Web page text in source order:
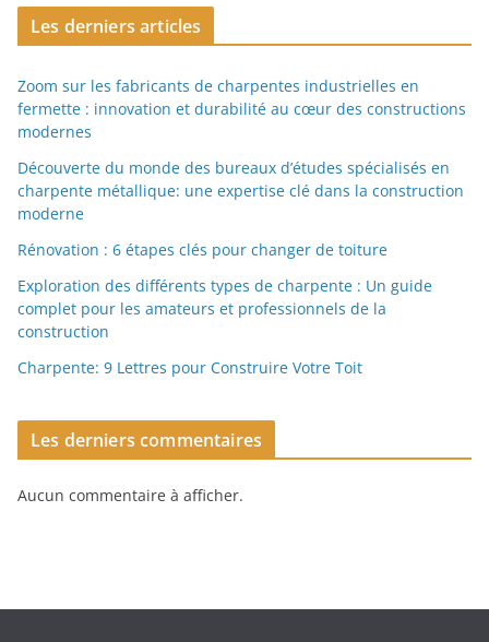
Les derniers articles
Zoom sur les fabricants de charpentes industrielles en
fermette : innovation et durabilité au cœur des constructions
modernes
Découverte du monde des bureaux d’études spécialisés en
charpente métallique: une expertise clé dans la construction
moderne
Rénovation : 6 étapes clés pour changer de toiture
Exploration des différents types de charpente : Un guide
complet pour les amateurs et professionnels de la
construction
Charpente: 9 Lettres pour Construire Votre Toit
Les derniers commentaires
Aucun commentaire à afficher.